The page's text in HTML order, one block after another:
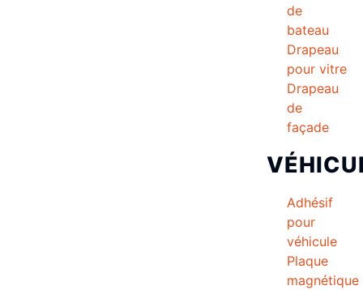
de
bateau
Drapeau
pour vitre
Drapeau
de
façade
Adhésif
pour
véhicule
Plaque
magnétique